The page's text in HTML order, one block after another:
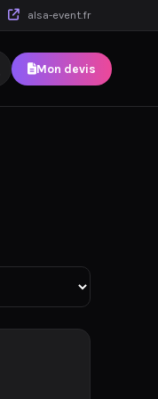
alsa-event.fr
Mon devis